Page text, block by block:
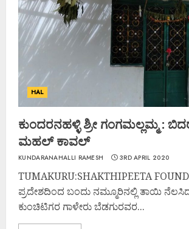
HAL
ಕುಂದರನಹಳ್ಳಿ ಶ್ರೀ ಗಂಗಮಲ್ಲಮ್ಮ :
ಮಹಲ್ ಕಾವಲ್
KUNDARANAHALLI RAMESH 3RD APRIL 2020
TUMAKURU:SHAKTHIPEETA
ಪ್ರದೇಶದಿಂದ ಬಂದು ನಮ್ಮೂರಿನಲ್ಲಿ ತಾಯಿ
ಕುಂಚಿಟಿಗರ ಗಾಳೇರು ಬೆಡಗುರವರ...